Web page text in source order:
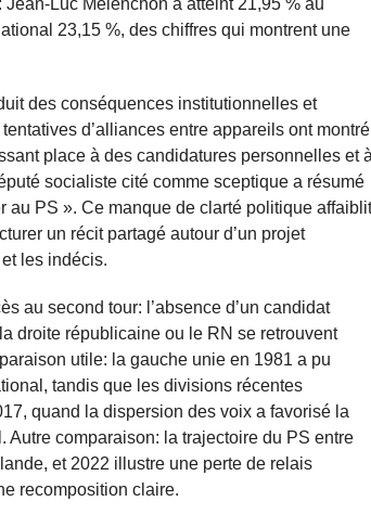
Luc Mélenchon a atteint 21,95 % au
23,15 %, des chiffres qui montrent une
des conséquences institutionnelles et
d’alliances entre appareils ont montré
place à des candidatures personnelles et à
socialiste cité comme sceptique a résumé
au PS ». Ce manque de clarté politique affaiblit
un récit partagé autour d’un projet
les indécis.
au second tour: l’absence d’un candidat
droite républicaine ou le RN se retrouvent
utile: la gauche unie en 1981 a pu
tandis que les divisions récentes
quand la dispersion des voix a favorisé la
Autre comparaison: la trajectoire du PS entre
et 2022 illustre une perte de relais
recomposition claire.